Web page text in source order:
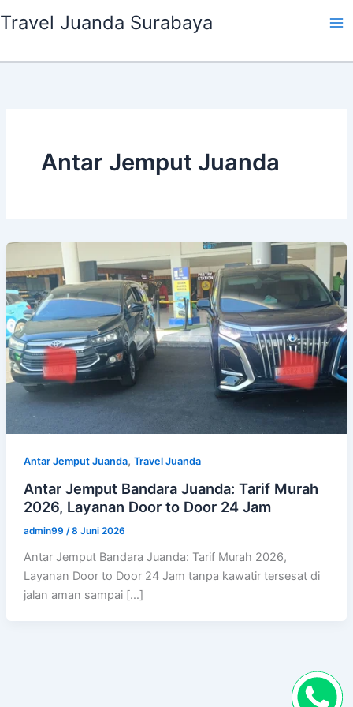
ke
Travel Juanda Surabaya
Antar Jemput Juanda
Antar Jemput Juanda, Travel Juanda
Antar Jemput Bandara Juanda: Tarif Murah
2026, Layanan Door to Door 24 Jam
admin99 /8 Juni 2026
Antar Jemput Bandara Juanda: Tarif Murah 2026,
Layanan Door to Door 24 Jam tanpa kawatir tersesat di
jalan aman sampai […]